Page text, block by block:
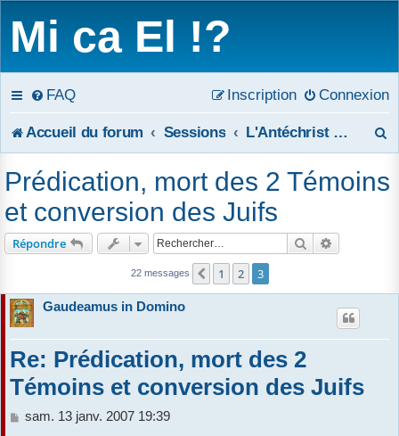
Mi ca El !?
FAQ Connexion
Inscription
Accueil du forum Sessions L'Antéchrist et les deux Témoins de l'Apocalypse
r
Prédication, mort des 2 Témoins
et conversion des Juifs
Répondre Rechercher
22 messages Précédent
1 2 3
Gaudeamus in Domino
Re: Prédication, mort des 2
Témoins et conversion des Juifs
M
sam. 13 janv. 2007 19:39